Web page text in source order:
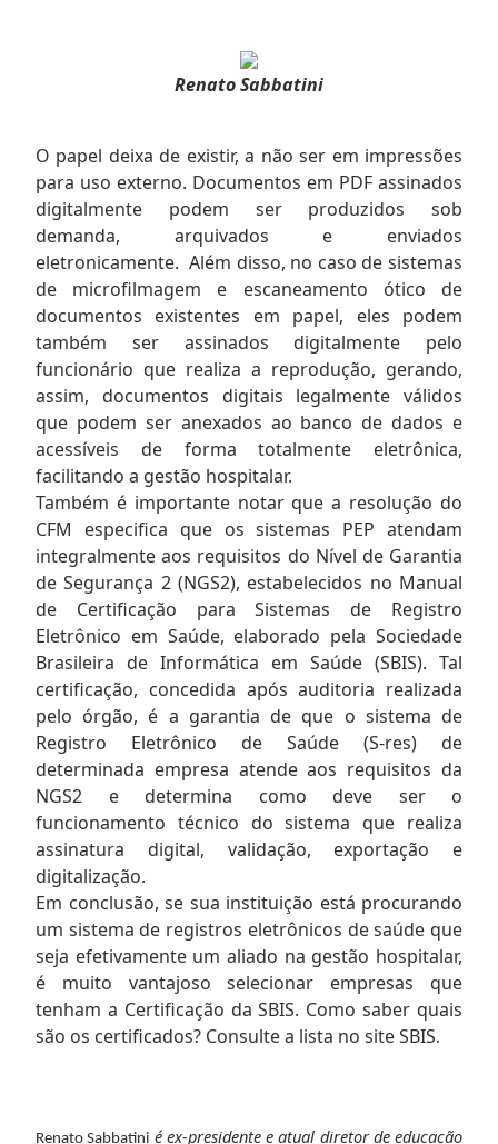
Renato Sabbatini
O papel deixa de existir, a não ser em impressões
para uso externo. Documentos em PDF assinados
digitalmente podem ser produzidos sob
demanda, arquivados e enviados
eletronicamente. Além disso, no caso de sistemas
de microfilmagem e escaneamento ótico de
documentos existentes em papel, eles podem
também ser assinados digitalmente pelo
funcionário que realiza a reprodução, gerando,
assim, documentos digitais legalmente válidos
que podem ser anexados ao banco de dados e
acessíveis de forma totalmente eletrônica,
facilitando a gestão hospitalar.
Também é importante notar que a resolução do
CFM especifica que os sistemas PEP atendam
integralmente aos requisitos do Nível de Garantia
de Segurança 2 (NGS2), estabelecidos no Manual
de Certificação para Sistemas de Registro
Eletrônico em Saúde, elaborado pela Sociedade
Brasileira de Informática em Saúde (SBIS). Tal
certificação, concedida após auditoria realizada
pelo órgão, é a garantia de que o sistema de
Registro Eletrônico de Saúde (S-res) de
determinada empresa atende aos requisitos da
NGS2 e determina como deve ser o
funcionamento técnico do sistema que realiza
assinatura digital, validação, exportação e
digitalização.
Em conclusão, se sua instituição está procurando
um sistema de registros eletrônicos de saúde que
seja efetivamente um aliado na gestão hospitalar,
é muito vantajoso selecionar empresas que
tenham a Certificação da SBIS. Como saber quais
são os certificados? Consulte a lista no site SBIS.
Renato Sabbatini é ex-presidente e atual diretor de educação